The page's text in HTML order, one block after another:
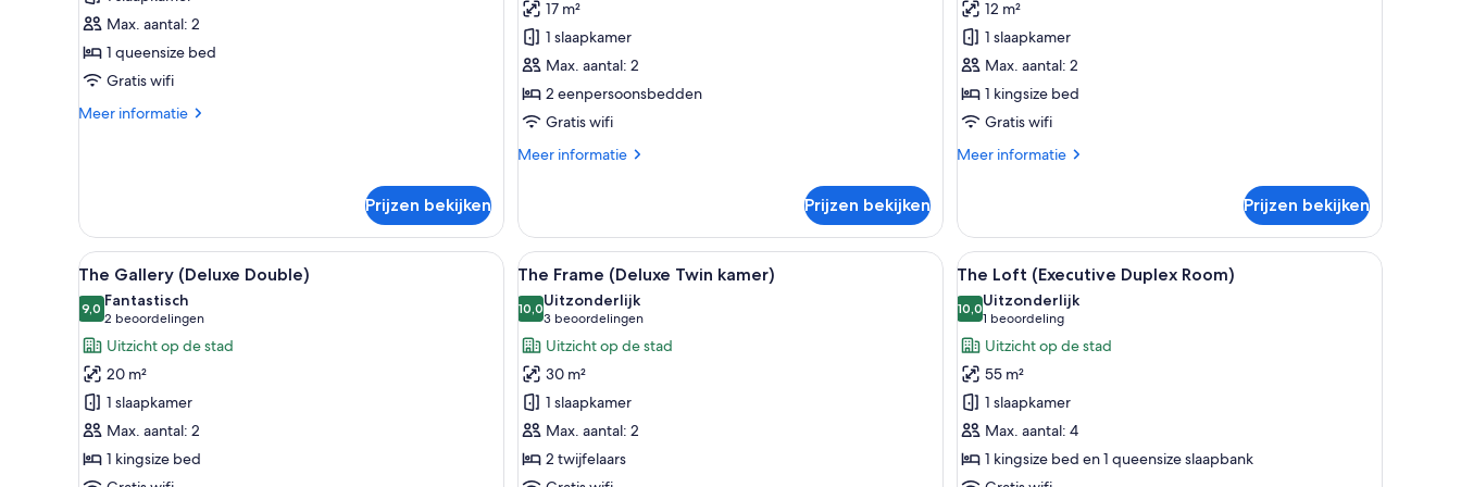
Double
Room)
laden
Max. aantal: 2
1 queensize bed
Gratis wifi
Meer informatie
Meer
Room)
Prijzen bekijken
Twin
Room)
laden
17 m²
1 slaapkamer
Max. aantal: 2
2 eenpersoonsbedden
Gratis wifi
Meer informatie
Meer
(Standard
Twin
Room)
Prijzen bekijken
(Standard
double)
laden
12 m²
1 slaapkamer
Max. aantal: 2
1 kingsize bed
Gratis wifi
Meer informatie
Meer
Cabinet
(Standard
double)
Prijzen bekijken
Alle
foto's
voor
The
Gallery
(Deluxe
Double)
laden
Hypoallergeen beddengoed, een kluis op de kamer
6
The Gallery (Deluxe Double)
9,09,0 van 10
Fantastisch
2 beoordelingen
(2
beoordelingen)
Uitzicht op de stad
20 m²
1 slaapkamer
Max. aantal: 2
1 kingsize bed
Alle
foto's
voor
The
Frame
(Deluxe
Twin
kamer)
laden
Een moderne hotelkamer met een groot bed, een nachtkastje met lamp, een spiegel en uitzicht op de stad.
5
The Frame (Deluxe Twin kamer)
10,010,0 van 10
Uitzonderlijk
3 beoordelingen
(3
beoordelingen)
Uitzicht op de stad
30 m²
1 slaapkamer
Max. aantal: 2
2 twijfelaars
Alle
foto's
voor
The
Loft
(Executive
Duplex
Room)
laden
Een slaapkamer met een groot bed, een
12
The Loft (Executive Duplex Room)
10,010,0 van 10
Uitzonderlijk
1 beoordeling
(1
beoordeling)
Uitzicht op de stad
55 m²
1 slaapkamer
Max. aantal: 4
1 kingsize bed en 1 queensize slaapbank